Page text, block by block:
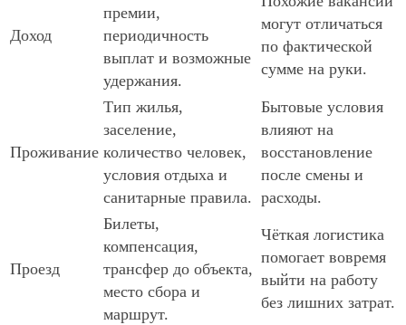
Доход
премии,
периодичность
выплат и возможные
удержания.
могут отличаться
по фактической
сумме на руки.
Проживание
Тип жилья,
заселение,
количество человек,
условия отдыха и
санитарные правила.
Бытовые условия
влияют на
восстановление
после смены и
расходы.
Проезд
Билеты,
компенсация,
трансфер до объекта,
место сбора и
маршрут.
Чёткая логистика
помогает вовремя
выйти на работу
без лишних затрат.